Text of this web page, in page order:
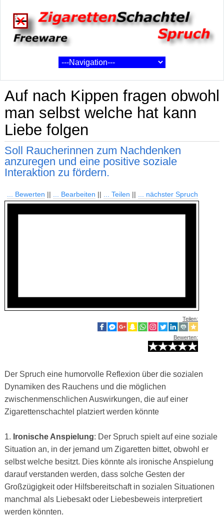
Auf nach Kippen fragen obwohl
man selbst welche hat kann
Liebe folgen
Soll Raucherinnen zum Nachdenken
anzuregen und eine positive soziale
Interaktion zu fördern.
... Bewerten || ... Bearbeiten || ... Teilen || ... nächster Spruch
Teilen:
Bewerten:
Der Spruch eine humorvolle Reflexion über die sozialen
Dynamiken des Rauchens und die möglichen
zwischenmenschlichen Auswirkungen, die auf einer
Zigarettenschachtel platziert werden könnte
1. Ironische Anspielung: Der Spruch spielt auf eine soziale
Situation an, in der jemand um Zigaretten bittet, obwohl er
selbst welche besitzt. Dies könnte als ironische Anspielung
darauf verstanden werden, dass solche Gesten der
Großzügigkeit oder Hilfsbereitschaft in sozialen Situationen
manchmal als Liebesakt oder Liebesbeweis interpretiert
werden könnten.